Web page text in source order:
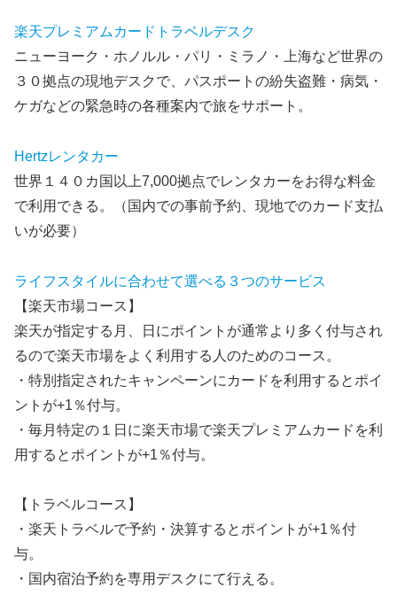
楽天プレミアムカードトラベルデスク
ニューヨーク・ホノルル・パリ・ミラノ・上海など世界の
３０拠点の現地デスクで、パスポートの紛失盗難・病気・
ケガなどの緊急時の各種案内で旅をサポート。
Hertzレンタカー
世界１４０カ国以上7,000拠点でレンタカーをお得な料金
で利用できる。（国内での事前予約、現地でのカード支払
いが必要）
ライフスタイルに合わせて選べる３つのサービス
【楽天市場コース】
楽天が指定する月、日にポイントが通常より多く付与され
るので楽天市場をよく利用する人のためのコース。
・特別指定されたキャンペーンにカードを利用するとポイ
ントが+1％付与。
・毎月特定の１日に楽天市場で楽天プレミアムカードを利
用するとポイントが+1％付与。
【トラベルコース】
・楽天トラベルで予約・決算するとポイントが+1％付
与。
・国内宿泊予約を専用デスクにて行える。